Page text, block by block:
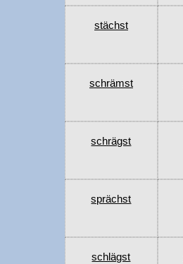
stächst
schrämst
schrägst
sprächst
schlägst